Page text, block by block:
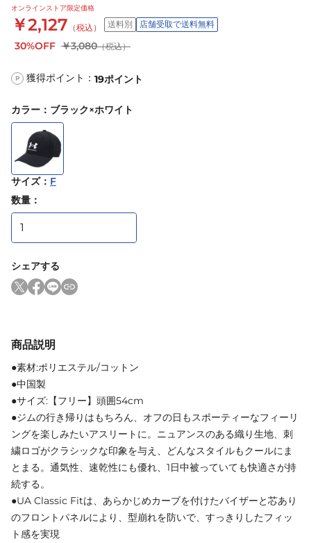
オンラインストア限定価格
￥2,127 （税込） 送料別 店舗受取で送料無料
30%OFF ￥3,080（税込）
P 獲得ポイント： 19ポイント
カラー ： ブラック×ホワイト
サイズ： F
数量：
シェアする
商品説明
●素材:ポリエステル/コットン
●中国製
●サイズ:【フリー】頭囲54cm
●ジムの行き帰りはもちろん、オフの日もスポーティーなフィーリ
ングを楽しみたいアスリートに。ニュアンスのある織り生地、刺
繍ロゴがクラシックな印象を与え、どんなスタイルもクールにま
とまる。通気性、速乾性にも優れ、1日中被っていても快適さが持
続する。
●UA Classic Fitは、あらかじめカーブを付けたバイザーと芯あり
のフロントパネルにより、型崩れを防いで、すっきりしたフィッ
ト感を実現